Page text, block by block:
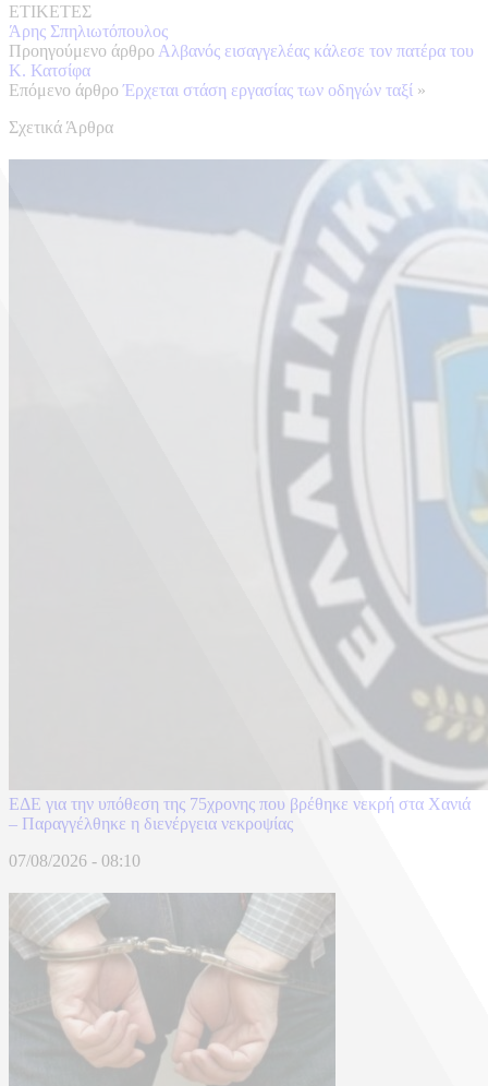
ΕΤΙΚΕΤΕΣ
Άρης Σπηλιωτόπουλος
Προηγούμενο άρθρο Αλβανός εισαγγελέας κάλεσε τον πατέρα του
Κ. Κατσίφα
Επόμενο άρθρο Έρχεται στάση εργασίας των οδηγών ταξί »
Σχετικά Άρθρα
ΕΔΕ για την υπόθεση της 75χρονης που βρέθηκε νεκρή στα Χανιά
– Παραγγέλθηκε η διενέργεια νεκροψίας
07/08/2026 - 08:10